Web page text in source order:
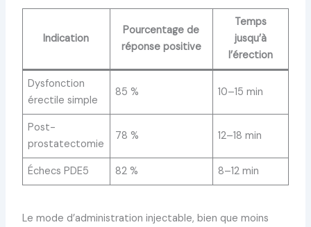
Indication
Pourcentage de
réponse positive
Temps
jusqu’à
l’érection
Dysfonction
érectile simple
85 % 10–15 min
Post-
prostatectomie
78 % 12–18 min
Échecs PDE5 82 % 8–12 min
Le mode d’administration injectable, bien que moins